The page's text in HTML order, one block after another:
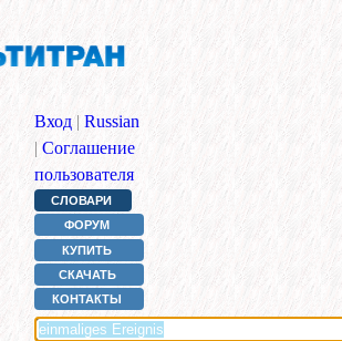
Вход | Russian
| Соглашение
пользователя
СЛОВАРИ
ФОРУМ
КУПИТЬ
СКАЧАТЬ
КОНТАКТЫ